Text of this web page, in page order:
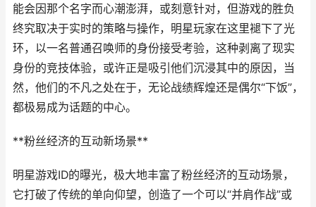
能会因那个名字而心潮澎湃，或刻意针对，但游戏的胜负
终究取决于实时的策略与操作，明星玩家在这里褪下了光
环，以一名普通召唤师的身份接受考验，这种剥离了现实
身份的竞技体验，或许正是吸引他们沉浸其中的原因，当
然，他们的不凡之处在于，无论战绩辉煌还是偶尔“下饭”，
都极易成为话题的中心。
**粉丝经济的互动新场景**
明星游戏ID的曝光，极大地丰富了粉丝经济的互动场景，
它打破了传统的单向仰望，创造了一个可以“并肩作战”或